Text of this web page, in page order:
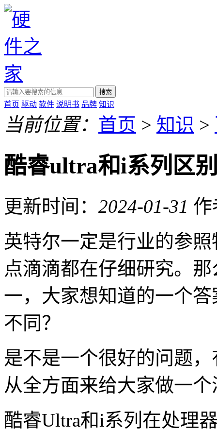
搜索
首页 驱动 软件 说明书 品牌 知识
当前位置： 首页 > 知识 >
酷睿ultra和i系列区
更新时间： 2024-01-31 作
英特尔一定是行业的参
点滴滴都在仔细研究。
一，大家想知道的一个
不同？
是不是一个很好的问题
从全方面来给大家做一
酷睿Ultra和i系列在处理